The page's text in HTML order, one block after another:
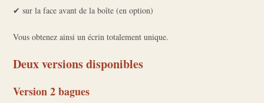
✔ sur la face avant de la boîte (en option)
Vous obtenez ainsi un écrin totalement unique.
Deux versions disponibles
Version 2 bagues